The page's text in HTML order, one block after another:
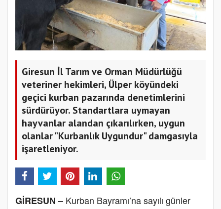
Giresun İl Tarım ve Orman Müdürlüğü
veteriner hekimleri, Ülper köyündeki
geçici kurban pazarında denetimlerini
sürdürüyor. Standartlara uymayan
hayvanlar alandan çıkarılırken, uygun
olanlar "Kurbanlık Uygundur" damgasıyla
işaretleniyor.
GİRESUN – Kurban Bayramı’na sayılı günler